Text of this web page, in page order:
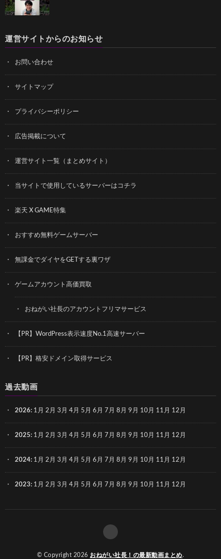
運営サイトからのお知らせ
お問い合わせ
サイトマップ
プライバシーポリシー
広告掲載について
運営サイト一覧（まとめサイト）
当サイトで使用しているサーバーはコチラ
楽天 X GAME特集
おすすめ無料ゲームサーバー
無課金でダイヤをGETする裏ワザ
ゲームアカウント高価買取
おねがい社長のアカウントフリマサービス
【PR】WordPress表示速度No.1高速サーバー
【PR】格安ドメイン取得サービス
過去動画
2026: 1月 2月 3月 4月 5月 6月 7月 8月 9月 10月 11月 12月
2025: 1月 2月 3月 4月 5月 6月 7月 8月 9月 10月 11月 12月
2024: 1月 2月 3月 4月 5月 6月 7月 8月 9月 10月 11月 12月
2023: 1月 2月 3月 4月 5月 6月 7月 8月 9月 10月 11月 12月
© Copyright 2026 おねがい社長！の最新動画まとめ.